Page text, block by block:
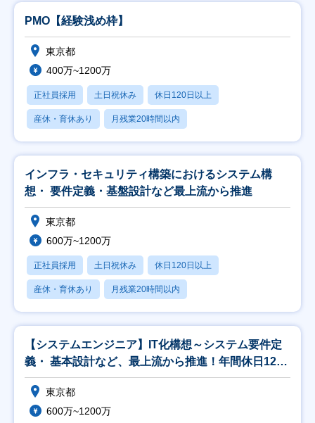
PMO【経験浅め枠】
東京都
400万~1200万
正社員採用 土日祝休み 休日120日以上
産休・育休あり 月残業20時間以内
インフラ・セキュリティ構築におけるシステム構
想・ 要件定義・基盤設計など最上流から推進
東京都
600万~1200万
正社員採用 土日祝休み 休日120日以上
産休・育休あり 月残業20時間以内
【システムエンジニア】IT化構想～システム要件定
義・ 基本設計など、最上流から推進！年間休日127
日
東京都
600万~1200万